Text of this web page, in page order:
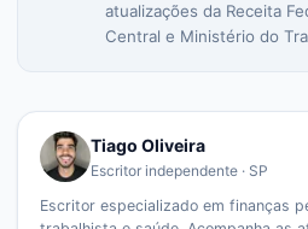
atualizações da Receita
Central e Ministério do
Tiago Oliveira
Escritor independente · SP
Escritor especializado em finanças